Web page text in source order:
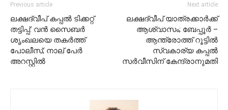
Previous article
ലക്ഷദ്വീപ് കപ്പൽ ടിക്കറ്റ്
തട്ടിപ്പ്: വൻ സൈബർ
ശൃംഖലയെ തകർത്ത്
പോലീസ്; നാല് പേർ
അറസ്റ്റിൽ
Next article
ലക്ഷദ്വീപ് യാത്രക്കാർക്ക്
ആശ്വാസം; ബേപ്പൂർ –
ആന്ത്രോത്ത് റൂട്ടിൽ
സ്വകാര്യ കപ്പൽ
സർവീസിന് കേന്ദ്രാനുമതി